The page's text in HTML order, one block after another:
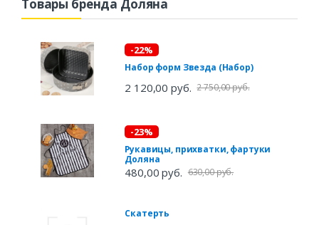
Товары бренда Доляна
-22%
Набор форм Звезда (Набор)
2 120,00 руб. 2 750,00 руб.
-23%
Рукавицы, прихватки, фартуки
Доляна
480,00 руб. 630,00 руб.
Скатерть